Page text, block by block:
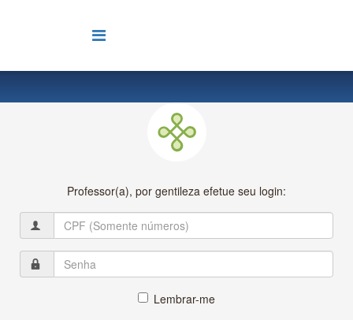
Professor(a), por gentileza efetue seu login:
Lembrar-me